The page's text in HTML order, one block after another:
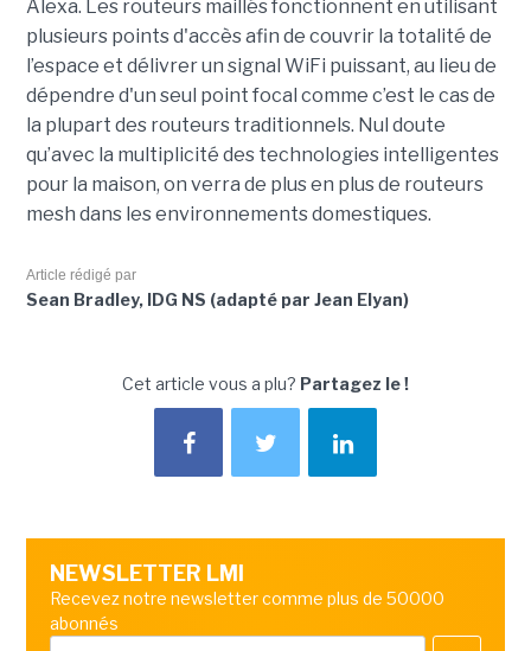
Alexa. Les routeurs maillés fonctionnent en utilisant
plusieurs points d'accès afin de couvrir la totalité de
l’espace et délivrer un signal WiFi puissant, au lieu de
dépendre d'un seul point focal comme c’est le cas de
la plupart des routeurs traditionnels. Nul doute
qu’avec la multiplicité des technologies intelligentes
pour la maison, on verra de plus en plus de routeurs
mesh dans les environnements domestiques.
Article rédigé par
Sean Bradley, IDG NS (adapté par Jean Elyan)
Cet article vous a plu? Partagez le !
NEWSLETTER LMI
Recevez notre newsletter comme plus de 50000
abonnés